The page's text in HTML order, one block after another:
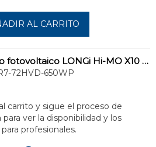
AL CARRITO
Módulo fotovoltaico LONGi Hi-MO X10 Bifacial 650W
72HVD-650WP
carrito y sigue el proceso de
para ver la disponibilidad y los
profesionales.